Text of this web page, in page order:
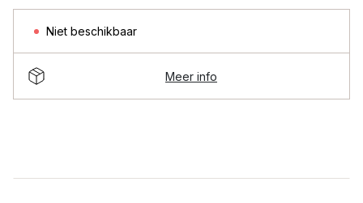
Niet beschikbaar
Meer info